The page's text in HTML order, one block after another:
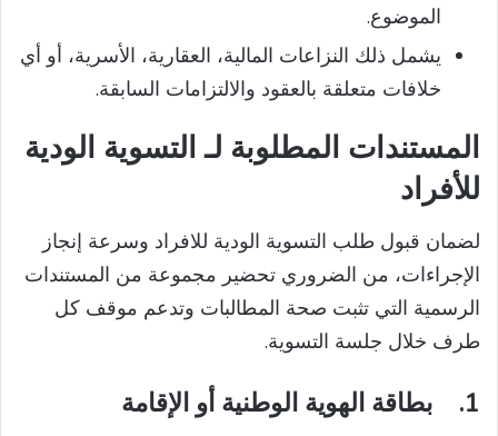
الموضوع.
يشمل ذلك النزاعات المالية، العقارية، الأسرية، أو أي
خلافات متعلقة بالعقود والالتزامات السابقة.
المستندات المطلوبة لـ التسوية الودية
للأفراد
لضمان قبول طلب التسوية الودية للافراد وسرعة إنجاز
الإجراءات، من الضروري تحضير مجموعة من المستندات
الرسمية التي تثبت صحة المطالبات وتدعم موقف كل
طرف خلال جلسة التسوية.
1. بطاقة الهوية الوطنية أو الإقامة